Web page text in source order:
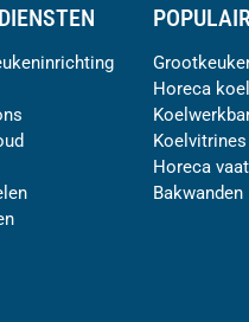
Horeca
Koelvitrines
Horeca
Bakwanden